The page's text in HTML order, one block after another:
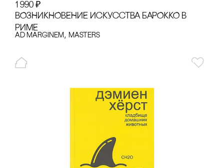
1 990 ₽
ВОЗНИКНОВЕНИЕ ИсКУссТВА БАРОККО В
РИМЕ
Ad Marginem , Masters